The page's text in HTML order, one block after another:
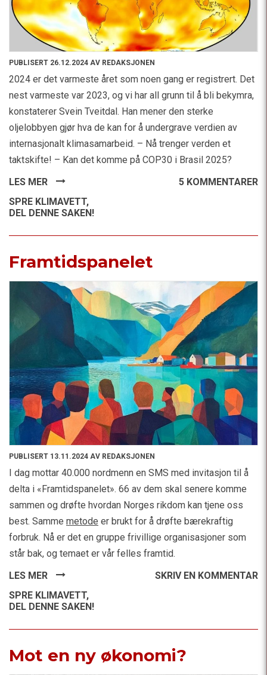
PUBLISERT 26.12.2024 AV REDAKSJONEN
2024 er det varmeste året som noen gang er registrert. Det
nest varmeste var 2023, og vi har all grunn til å bli bekymra,
konstaterer Svein Tveitdal. Han mener den sterke
oljelobbyen gjør hva de kan for å undergrave verdien av
internasjonalt klimasamarbeid. – Nå trenger verden et
taktskifte! – Kan det komme på COP30 i Brasil 2025?
LES MER
5 KOMMENTARER
SPRE KLIMAVETT,
DEL DENNE SAKEN!
Framtidspanelet
PUBLISERT 13.11.2024 AV REDAKSJONEN
I dag mottar 40.000 nordmenn en SMS med invitasjon til å
delta i «Framtidspanelet». 66 av dem skal senere komme
sammen og drøfte hvordan Norges rikdom kan tjene oss
best. Samme metode er brukt for å drøfte bærekraftig
forbruk. Nå er det en gruppe frivillige organisasjoner som
står bak, og temaet er vår felles framtid.
LES MER
SKRIV EN KOMMENTAR
SPRE KLIMAVETT,
DEL DENNE SAKEN!
Mot en ny økonomi?